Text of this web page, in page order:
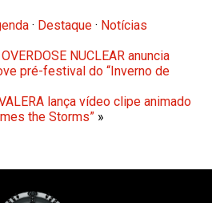
· Destaque · Notícias
OVERDOSE NUCLEAR anuncia
pré-festival do “Inverno de
lança vídeo clipe animado
the Storms” »